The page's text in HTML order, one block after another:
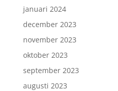
januari 2024
december 2023
november 2023
oktober 2023
september 2023
augusti 2023